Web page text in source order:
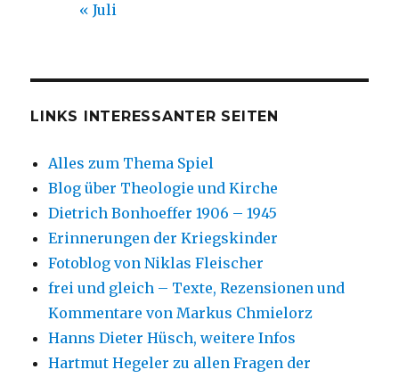
« Juli
LINKS INTERESSANTER SEITEN
Alles zum Thema Spiel
Blog über Theologie und Kirche
Dietrich Bonhoeffer 1906 – 1945
Erinnerungen der Kriegskinder
Fotoblog von Niklas Fleischer
frei und gleich – Texte, Rezensionen und
Kommentare von Markus Chmielorz
Hanns Dieter Hüsch, weitere Infos
Hartmut Hegeler zu allen Fragen der